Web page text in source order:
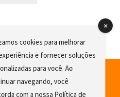
cookies para melhorar
e fornecer soluções
para você. Ao
navegando, você
com a nossa Política de